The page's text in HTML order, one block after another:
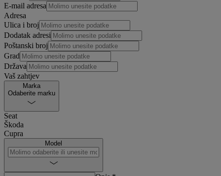
E-mail adresa
Adresa
Ulica i broj
Dodatak adresi
Poštanski broj
Grad
Država
Vaš zahtjev
Marka
Odaberite marku
Seat
Škoda
Cupra
Model